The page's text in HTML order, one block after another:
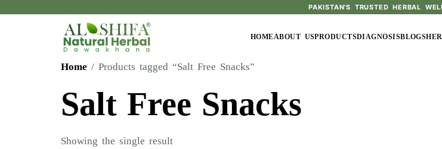
PAKISTAN'S TRUSTED HERBAL
HOMEABOUT USPRODUCTSDIAGNOSISBLOGS
Home / Products tagged “Salt Free Snacks”
Salt Free Snacks
Showing the single result